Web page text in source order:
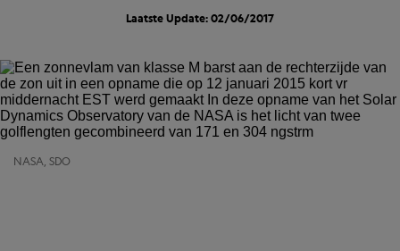
Laatste Update: 02/06/2017
NASA, SDO